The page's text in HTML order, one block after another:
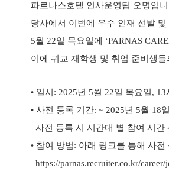
파르나스호텔 인사운영팀 오명입
당사에서 이번에 우수 인재 선발
5월 22일 목요일에 ‘PARNAS
이에 귀교 재학생 및 취업 준비생
• 일시: 2025년 5월 22일 목요일, 13
• 사전 등록 기간: ~ 2025년 5월 18
사전 등록 시 시간대 별 참여 시간
• 참여 방법: 아래 링크를 통해 사
https://parnas.recruiter.co.kr/career/